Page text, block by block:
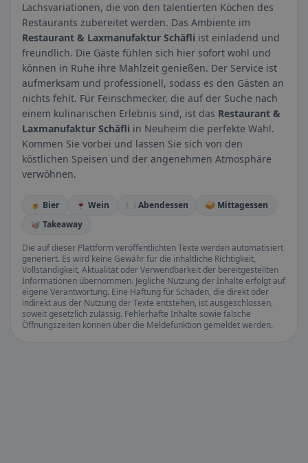
Lachsvariationen, die von den talentierten Köchen des
Restaurants zubereitet werden. Das Ambiente im
Restaurant & Laxmanufaktur Schäfli ist einladend und
freundlich. Die Gäste fühlen sich hier sofort wohl und
können in Ruhe ihre Mahlzeit genießen. Der Service ist
aufmerksam und professionell, sodass es den Gästen an
nichts fehlt. Für Feinschmecker, die auf der Suche nach
einem kulinarischen Erlebnis sind, ist das Restaurant &
Laxmanufaktur Schäfli in Neuheim die perfekte Wahl.
Kommen Sie vorbei und lassen Sie sich von den
köstlichen Speisen und der angenehmen Atmosphäre
verwöhnen.
🍺 Bier 🍷 Wein 🍽️ Abendessen
🥪 Mittagessen
🥡 Takeaway
Die auf dieser Plattform veröffentlichten Texte werden automatisiert
generiert. Es wird keine Gewähr für die inhaltliche Richtigkeit,
Vollständigkeit, Aktualität oder Verwendbarkeit der bereitgestellten
Informationen übernommen. Jegliche Nutzung der Inhalte erfolgt auf
eigene Verantwortung. Eine Haftung für Schäden, die direkt oder
indirekt aus der Nutzung der Texte entstehen, ist ausgeschlossen,
soweit gesetzlich zulässig. Fehlerhafte Inhalte sowie falsche
Öffnungszeiten können über die Meldefunktion gemeldet werden.